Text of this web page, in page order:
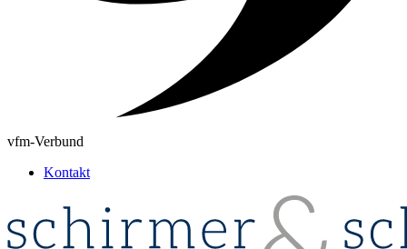
vfm-Verbund
Kontakt